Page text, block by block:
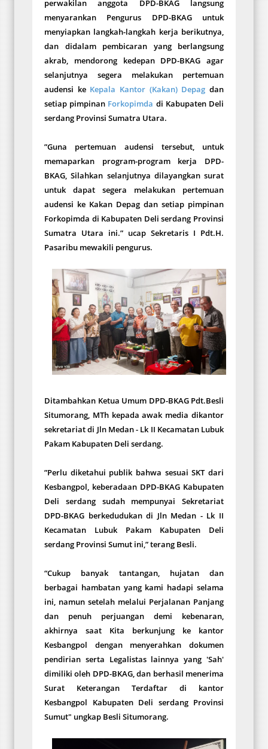
perwakilan anggota DPD-BKAG langsung
menyarankan Pengurus DPD-BKAG untuk
menyiapkan langkah-langkah kerja berikutnya,
dan didalam pembicaran yang berlangsung
akrab, mendorong kedepan DPD-BKAG agar
selanjutnya segera melakukan pertemuan
audensi ke Kepala Kantor (Kakan) Depag dan
setiap pimpinan Forkopimda di Kabupaten Deli
serdang Provinsi Sumatra Utara.
”Guna pertemuan audensi tersebut, untuk
memaparkan program-program kerja DPD-
BKAG, Silahkan selanjutnya dilayangkan surat
untuk dapat segera melakukan pertemuan
audensi ke Kakan Depag dan setiap pimpinan
Forkopimda di Kabupaten Deli serdang Provinsi
Sumatra Utara ini.” ucap Sekretaris I Pdt.H.
Pasaribu mewakili pengurus.
Ditambahkan Ketua Umum DPD-BKAG Pdt.Besli
Situmorang, MTh kepada awak media dikantor
sekretariat di Jln Medan - Lk II Kecamatan Lubuk
Pakam Kabupaten Deli serdang.
”Perlu diketahui publik bahwa sesuai SKT dari
Kesbangpol, keberadaan DPD-BKAG Kabupaten
Deli serdang sudah mempunyai Sekretariat
DPD-BKAG berkedudukan di Jln Medan - Lk II
Kecamatan Lubuk Pakam Kabupaten Deli
serdang Provinsi Sumut ini,” terang Besli.
“Cukup banyak tantangan, hujatan dan
berbagai hambatan yang kami hadapi selama
ini, namun setelah melalui Perjalanan Panjang
dan penuh perjuangan demi kebenaran,
akhirnya saat Kita berkunjung ke kantor
Kesbangpol dengan menyerahkan dokumen
pendirian serta Legalistas lainnya yang 'Sah'
dimiliki oleh DPD-BKAG, dan berhasil menerima
Surat Keterangan Terdaftar di kantor
Kesbangpol Kabupaten Deli serdang Provinsi
Sumut" ungkap Besli Situmorang.